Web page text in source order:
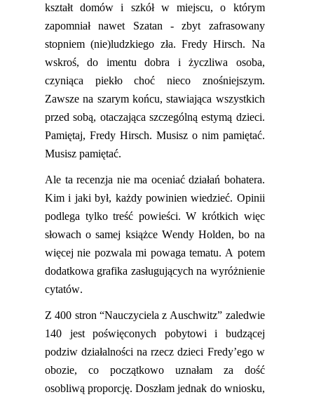
kształt domów i szkół w miejscu, o którym
zapomniał nawet Szatan-zbyt zafrasowany
stopniem (nie)ludzkiego zła. Fredy Hirsch. Na
wskroś, do imentudobra i życzliwa osoba,
czyniąca piekło choć nieco znośniejszym.
Zawsze na szarym końcu, stawiająca wszystkich
przed sobą, otaczająca szczególną estymą dzieci.
Pamiętaj, Fredy Hirsch. Musisz o nim pamiętać.
Musisz pamiętać.
Ale ta recenzja nie ma oceniać działań bohatera.
Kim i jaki był, każdy powinien wiedzieć. Opinii
podlega tylko treść powieści.W krótkich więc
słowach o samej książce WendyHolden, bo na
więcej nie pozwala mi powaga tematu. A potem
dodatkowa grafika zasługujących na wyróżnienie
cytatów.
Z 400 stron “Nauczyciela z Auschwitz” zaledwie
140 jest poświęconych pobytowi i budzącej
podziw działalności na rzecz dzieci Fredy’egow
obozie, co początkowo uznałam za dość
osobliwą proporcję. Doszłam jednak do wniosku,